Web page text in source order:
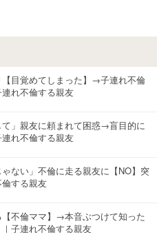
目覚めてしまった】→子連れ不倫
れ不倫する親友
て」親友に頼まれて困惑→盲目的に
れ不倫する親友
ゃない」不倫に走る親友に【NO】突
する親友
不倫ママ】→本音ぶつけて知った
｜子連れ不倫する親友